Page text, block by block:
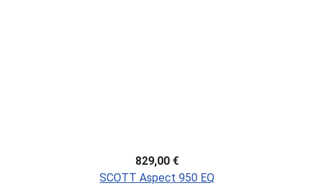
829,00 €
SCOTT Aspect 950 EQ